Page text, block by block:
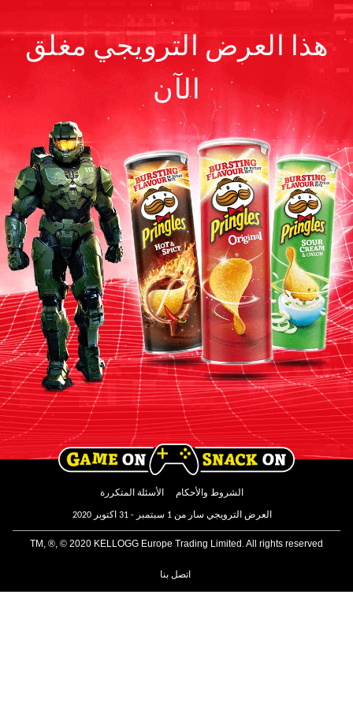
main
contentهذا العرض الترويجي مغلق
الآن
الأسئلة المتكررة الشروط والأحكام
العرض الترويجي سار من 1 سبتمبر - 31 اكتوبر 2020
TM, ®, © 2020 KELLOGG Europe Trading Limited. All rights reserved
اتصل بنا